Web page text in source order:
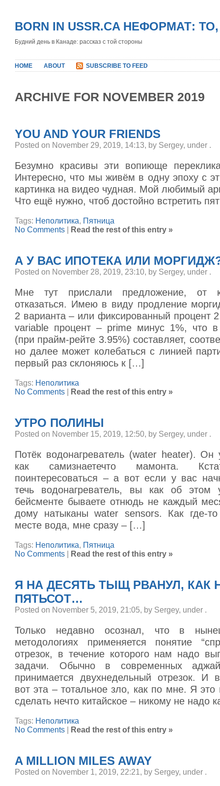
BORN IN USSR.CA НЕФОРМАТ:
Будний день в Канаде: рассказ с той стороны
HOME ABOUT SUBSCRIBE TO FEED
ARCHIVE FOR NOVEMBER 2019
YOU AND YOUR FRIENDS
Posted on November 29, 2019, 14:13, by Sergey, under .
Безумно красивы эти вопиюще
Интересно, что мы живём в одну эпоху с
картинка на видео чудная. Мой любимый
Что ещё нужно, чтоб достойно встретить
Tags: Неполитика, Пятница
No Comments
Read the rest of this entry »
А У ВАС ИПОТЕКА ИЛИ
Posted on November 28, 2019, 23:10, by Sergey, under .
Мне тут прислали предложение, от
отказаться. Имею в виду продление
2 варианта – или фиксированный процент
variable процент – prime минус 1%, что
(при прайм-рейте 3.95%) составляет,
но далее может колебаться с линией
первый раз склоняюсь к […]
Tags: Неполитика
No Comments
Read the rest of this entry »
УТРО ПОЛИНЫ
Posted on November 15, 2019, 12:50, by Sergey, under .
Потёк водонагреватель (water heater).
как самизнаетечто мамонта.
поинтересоваться – а вот если у вас
течь водонагреватель, вы как об этом
бейсменте бываете отнюдь не каждый
дому натыканы water sensors. Как где-
месте вода, мне сразу – […]
Tags: Неполитика, Пятница
No Comments
Read the rest of this entry »
Я НА ДЕСЯТЬ ТЫЩ РВАНУЛ, КАК
ПЯТЬСОТ…
Posted on November 5, 2019, 21:05, by Sergey, under .
Только недавно осознал, что в
методологиях применяется понятие
отрезок, в течение которого нам надо
задачи. Обычно в современных
принимается двухнедельный отрезок. И
вот эта – тотальное зло, как по мне. Я это
сделать нечто китайское – никому не надо
Tags: Неполитика
No Comments
Read the rest of this entry »
A MILLION MILES AWAY
Posted on November 1, 2019, 22:21, by Sergey, under .